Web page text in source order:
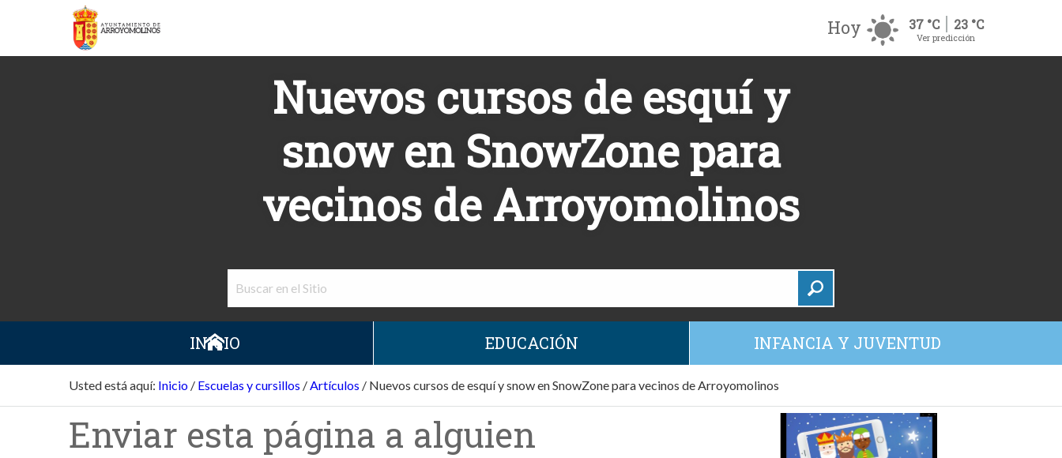
Hoy 37 °C 23 °C
Ver predicción
Nuevos cursos de esquí y
snow en SnowZone para
vecinos de Arroyomolinos
INICIO EDUCACIÓN INFANCIA Y JUVENTUD
Usted está aquí: Inicio / Escuelas y cursillos /Artículos / Nuevos cursos de esquí y snow en SnowZone para vecinos de Arroyomolinos
Enviar esta página a alguien